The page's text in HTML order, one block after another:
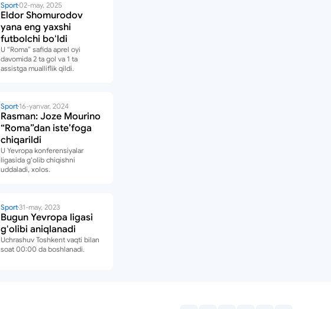
Sport02-may, 2025
Eldor Shomurodov
yana eng yaxshi
futbolchi boʻldi
U “Roma” safida aprel oyi
davomida 2 ta gol va 1 ta
assistga mualliflik qildi.
Sport 16-yanvar, 2024
Rasman: Joze Mourino
“Roma”dan isteʼfoga
chiqarildi
U Yevropa konferensiyalar
ligasida gʻolib chiqishni
uddaladi, xolos.
Sport31-may, 2023
Bugun Yevropa ligasi
gʻolibi aniqlanadi
Uchrashuv Toshkent vaqti bilan
soat 00:00 da boshlanadi.